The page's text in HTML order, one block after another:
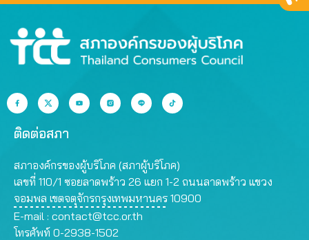
ติดต่อสภา
สภาองค์กรของผู้บริโภค (สภาผู้บริโภค)
เลขที่ 110/1 ซอยลาดพร้าว 26 แยก 1-2 ถนนลาดพร้าว แขวง
จอมพล เขตจตุจักรกรุงเทพมหานคร 10900
E-mail : contact@tcc.or.th
โทรศัพท์ 0-2938-1502